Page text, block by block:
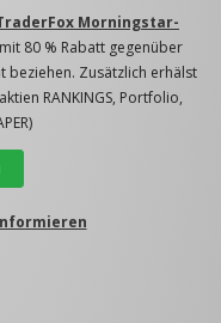
Morningstar-
80 % Rabatt gegenüber
beziehen. Zusätzlich erhälst
RANKINGS, Portfolio,